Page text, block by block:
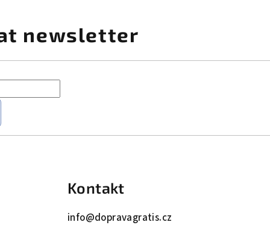
newsletter
Kontakt
info@dopravagratis.cz